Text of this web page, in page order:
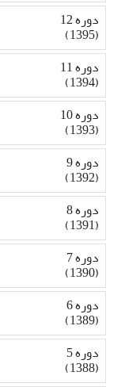
دوره 12
(1395)
دوره 11
(1394)
دوره 10
(1393)
دوره 9
(1392)
دوره 8
(1391)
دوره 7
(1390)
دوره 6
(1389)
دوره 5
(1388)